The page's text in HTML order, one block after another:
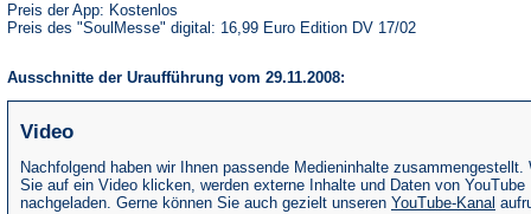
Preis der App: Kostenlos
Preis des "SoulMesse" digital: 16,99 Euro Edition DV 17/02
Ausschnitte der Uraufführung vom 29.11.2008:
Video
Nachfolgend haben wir Ihnen passende Medieninhalte zusammengestellt.
Sie auf ein Video klicken, werden externe Inhalte und Daten von YouTube
nachgeladen. Gerne können Sie auch gezielt unseren YouTube-Kanal